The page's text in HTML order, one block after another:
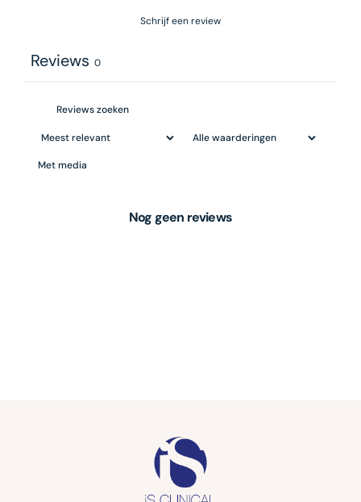
Schrijf een review
Reviews 0
Met media
Nog geen reviews